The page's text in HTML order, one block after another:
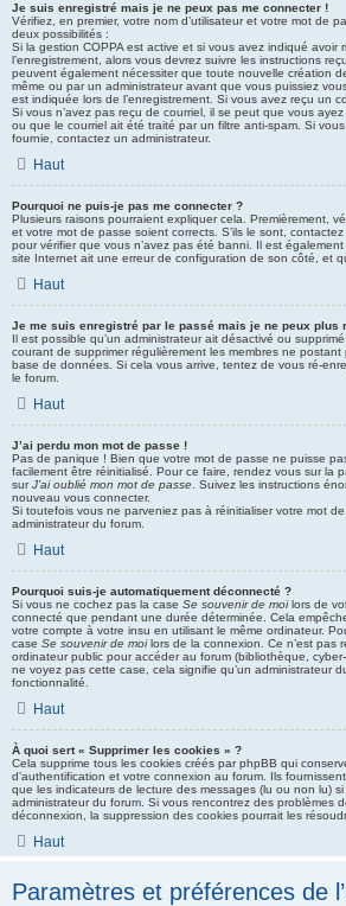
Je suis enregistré mais je ne peux pas me connecter !
Vérifiez, en premier, votre nom d’utilisateur et votre mot de
deux possibilités :
Si la gestion COPPA est active et si vous avez indiqué avoir
l’enregistrement, alors vous devrez suivre les instructions
peuvent également nécessiter que toute nouvelle création
même ou par un administrateur avant que vous puissiez
est indiquée lors de l’enregistrement. Si vous avez reçu un
Si vous n’avez pas reçu de courriel, il se peut que vous
ou que le courriel ait été traité par un filtre anti-spam. Si
fournie, contactez un administrateur.
Haut
Pourquoi ne puis-je pas me connecter ?
Plusieurs raisons pourraient expliquer cela. Premièrement,
et votre mot de passe soient corrects. S’ils le sont,
pour vérifier que vous n’avez pas été banni. Il est
site Internet ait une erreur de configuration de son côté, et
Haut
Je me suis enregistré par le passé mais je ne peux plus
Il est possible qu’un administrateur ait désactivé ou
courant de supprimer régulièrement les membres ne
base de données. Si cela vous arrive, tentez de vous ré-
le forum.
Haut
J’ai perdu mon mot de passe !
Pas de panique ! Bien que votre mot de passe ne puisse
facilement être réinitialisé. Pour ce faire, rendez vous sur la
surJ’ai oublié mon mot de passe . Suivez les instructions
nouveau vous connecter.
Si toutefois vous ne parveniez pas à réinitialiser votre mot
administrateur du forum.
Haut
Pourquoi suis-je automatiquement déconnecté ?
Si vous ne cochez pas la case Se souvenir de moilors de
connecté que pendant une durée déterminée. Cela
votre compte à votre insu en utilisant le même ordinateur.
case Se souvenir de moilors de la connexion. Ce n’est pas
ordinateur public pour accéder au forum (bibliothèque,
ne voyez pas cette case, cela signifie qu’un administrateur
fonctionnalité.
Haut
À quoi sert « Supprimer les cookies » ?
Cela supprime tous les cookies créés par phpBB qui
d’authentification et votre connexion au forum. Ils
que les indicateurs de lecture des messages (lu ou non lu)
administrateur du forum. Si vous rencontrez des problèmes
déconnexion, la suppression des cookies pourrait les
Haut
Paramètres et préférences de